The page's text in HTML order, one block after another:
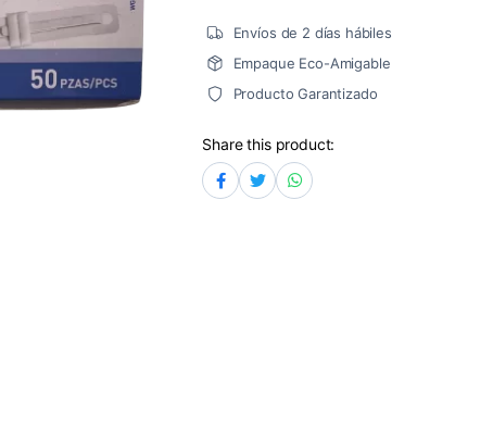
Envíos de 2 días hábiles
Empaque Eco-Amigable
Producto Garantizado
Share this product: